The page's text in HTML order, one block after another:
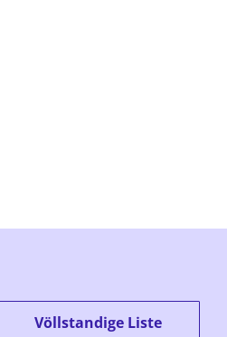
Völlstandige Liste